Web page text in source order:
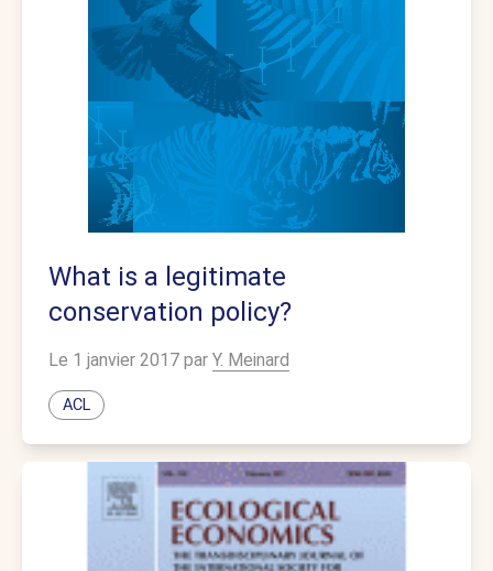
What is a legitimate
conservation policy?
Le 1 janvier 2017 par Y. Meinard
ACL